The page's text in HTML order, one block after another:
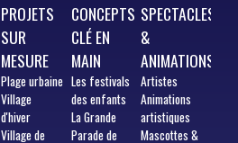
PROJETS
SUR
MESURE
Plage urbaine
Village
d'hiver
Village de
CONCEPTS
CLÉ EN
MAIN
Les festivals
des enfants
La Grande
Parade de
SPECTACLES
&
ANIMATIONS
Artistes
Animations
artistiques
Mascottes &